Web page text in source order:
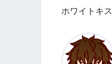
ホワイトキス